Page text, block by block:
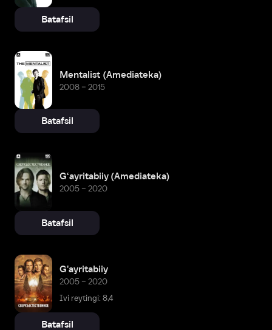
Batafsil
Mentalist (Amediateka)
2008 – 2015
Batafsil
G‘ayritabiiy (Amediateka)
2005 – 2020
Batafsil
G'ayritabiiy
2005 – 2020
Ivi reytingi: 8,4
Batafsil